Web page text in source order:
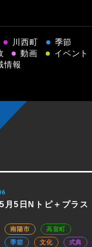
川西町
季節
動画
イベント
情報
月5日Nトピ＋プラス
南陽市
高畠町
季節 文化
式典